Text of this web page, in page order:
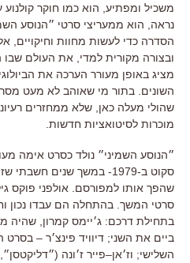
משכיל ומפתיע הוא כמו חוקר
נראה
הוא ממעריצי סרטי ״הנוסע
הסדרה כדי לעשות מחוות וחיקויים
ובצורה מקורית למדי
את העולם שבו
מציג באופן מעורר הערכה את
השונים בתור מי שאוהב לא מעט
שהולי מעלה כאן שלא ממחזרים
מוכרות לסיטואציות חדשות
״הנוסע השמיני״ נולד כסרט אימה
סקוט ב-1979- במשך שנים חשבתי שזה הסרט המפחיד ביקום –
שהפך אותו למפורסם
אולפני פוקס
סרטי המשך בהתחלה הם עבדו נכון
בתחילת דרכם: ג׳יימס קמרון, שהיה
ביים את השני; דיוויד פינצ׳ר – בסרט
השלישי; וז׳אן–פייר ז׳ונה (״דליקטסן״